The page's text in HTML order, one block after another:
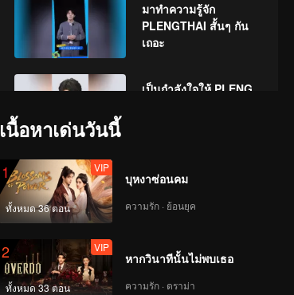
มาทำความรู้จัก
PLENGTHAI สั้นๆ กัน
เถอะ
เป็นกำลังใจให้ PLENG
เนื้อหาเด่นวันนี้
1
ทั้งหมด 36 ตอน
VIP
บุหงาซ่อนคม
ความรัก · ย้อนยุค
2
ทั้งหมด 33 ตอน
VIP
หากวินาทีนั้นไม่พบเธอ
ความรัก · ดราม่า